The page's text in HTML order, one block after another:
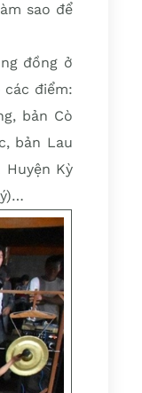
sao để
đồng ở
các điểm:
bản Cò
bản Lau
Huyện Kỳ